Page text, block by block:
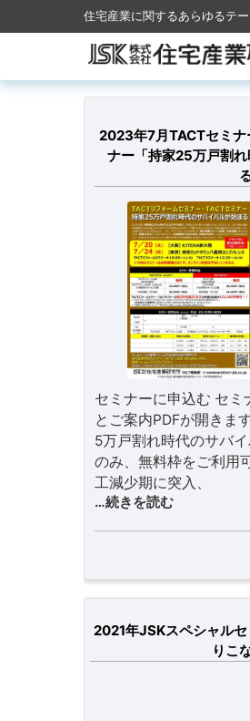
住宅産業に関するあらゆるテ
コンテンツに移動
2023年7月TACTセミナ
ナー「持家25万戸割
セミナーに申込む セミ
とご案内PDFが開きま
5万戸割れ時代のサバ
のみ、無料枠をご利用
工減少期に突入、
…続きを読む
2021年JSKスペシャル
りこ